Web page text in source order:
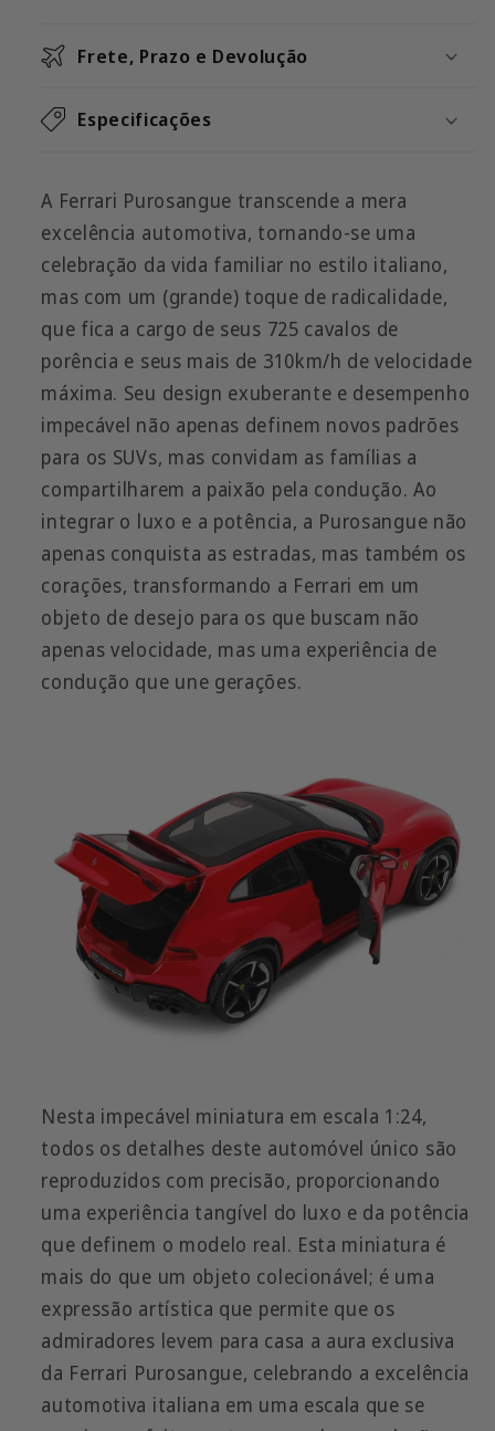
Frete, Prazo e Devolução
Especificações
A Ferrari Purosangue transcende a mera
excelência automotiva, tornando-se uma
celebração da vida familiar no estilo italiano,
mas com um (grande) toque de radicalidade,
que fica a cargo de seus 725 cavalos de
porência e seus mais de 310km/h de velocidade
máxima. Seu design exuberante e desempenho
impecável não apenas definem novos padrões
para os SUVs, mas convidam as famílias a
compartilharem a paixão pela condução. Ao
integrar o luxo e a potência, a Purosangue não
apenas conquista as estradas, mas também os
corações, transformando a Ferrari em um
objeto de desejo para os que buscam não
apenas velocidade, mas uma experiência de
condução que une gerações.
Nesta impecável miniatura em escala 1:24,
todos os detalhes deste automóvel único são
reproduzidos com precisão, proporcionando
uma experiência tangível do luxo e da potência
que definem o modelo real. Esta miniatura é
mais do que um objeto colecionável; é uma
expressão artística que permite que os
admiradores levem para casa a aura exclusiva
da Ferrari Purosangue, celebrando a excelência
automotiva italiana em uma escala que se